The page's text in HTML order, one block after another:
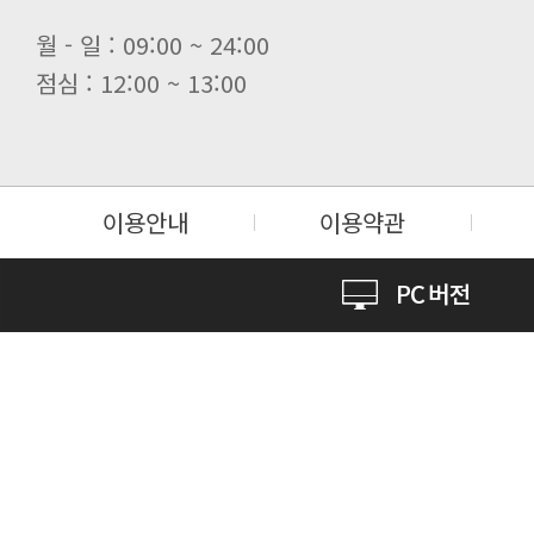
월 - 일 : 09:00 ~ 24:00
점심 : 12:00 ~ 13:00
이용안내 이용약관